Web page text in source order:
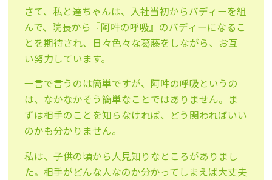
さて、私と達ちゃんは、入社当初からバディーを組
んで、院長から『阿吽の呼吸』のバディーになるこ
とを期待され、日々色々な葛藤をしながら、お互
い努力しています。
一言で言うのは簡単ですが、阿吽の呼吸というの
は、なかなかそう簡単なことではありません。ま
ずは相手のことを知らなければ、どう関わればいい
のかも分かりません。
私は、子供の頃から人見知りなところがありまし
た。相手がどんな人なのか分かってしまえば大丈夫